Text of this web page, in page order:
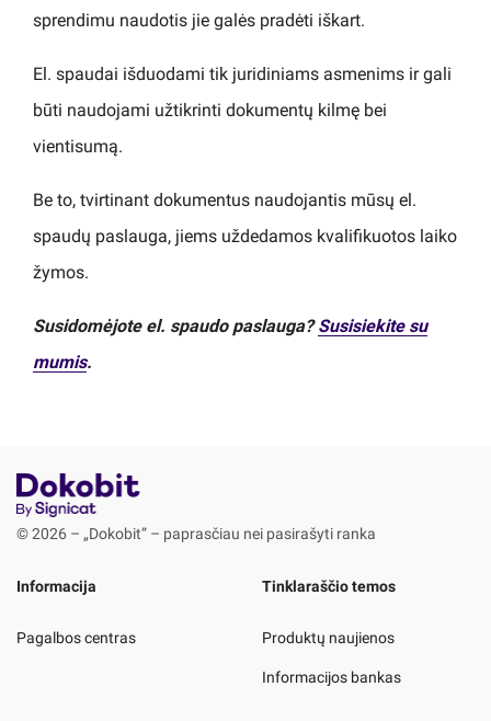
sprendimu naudotis jie galės pradėti iškart.
El. spaudai išduodami tik juridiniams asmenims ir gali
būti naudojami užtikrinti dokumentų kilmę bei
vientisumą.
Be to, tvirtinant dokumentus naudojantis mūsų el.
spaudų paslauga, jiems uždedamos kvalifikuotos laiko
žymos.
Susidomėjote el. spaudo paslauga?Susisiekite su
mumis.
© 2026 – „Dokobit” – paprasčiau nei pasirašyti ranka
Informacija
Pagalbos centras
Tinklaraščio temos
Produktų naujienos
Informacijos bankas